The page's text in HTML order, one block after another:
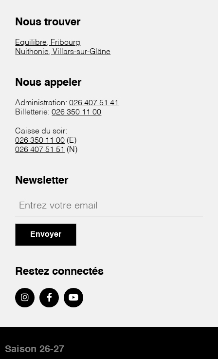
Nous trouver
Equilibre, Fribourg
Nuithonie, Villars-sur-Glâne
Nous appeler
Administration:026 407 51 41
Billetterie:026 350 11 00
Caisse du soir:
026 350 11 00 (E)
026 407 51 51 (N)
Newsletter
Envoyer
Restez connectés
de
Saison 26-27